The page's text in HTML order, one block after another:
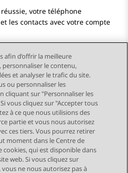
votre téléphone
les contacts avec votre compte
Sujet suivant
afin d’offrir la meilleure
le contenu,
et analyser le trafic du site.
ou personnaliser les
cliquant sur "Personnaliser les
vous cliquez sur "Accepter tous
à ce que nous utilisions des
partie et vous nous autorisez
ces tiers. Vous pourrez retirer
moment dans le Centre de
cookies, qui est disponible dans
web. Si vous cliquez sur
ne nous autorisez pas à